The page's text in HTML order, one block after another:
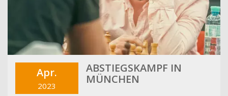
Apr.
2023
ABSTIEGSKAMPF IN
MÜNCHEN